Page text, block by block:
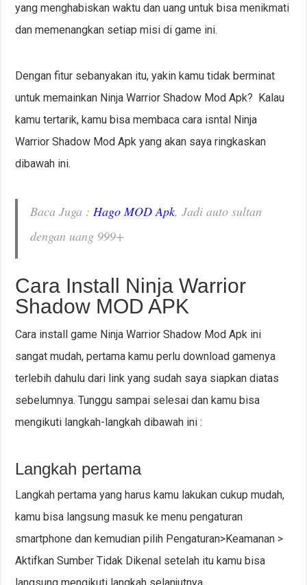
yang menghabiskan waktu dan uang untuk bisa menikmati
dan memenangkan setiap misi di game ini.
Dengan fitur sebanyakan itu, yakin kamu tidak berminat
untuk memainkan Ninja Warrior Shadow Mod Apk? Kalau
kamu tertarik, kamu bisa membaca cara isntal Ninja
Warrior Shadow Mod Apk yang akan saya ringkaskan
dibawah ini.
Baca Juga :Hago MOD Apk, Jadi auto sultan
dengan uang 999+
Cara Install Ninja Warrior
Shadow MOD APK
Cara install game Ninja Warrior Shadow Mod Apk ini
sangat mudah, pertama kamu perlu download gamenya
terlebih dahulu dari link yang sudah saya siapkan diatas
sebelumnya. Tunggu sampai selesai dan kamu bisa
mengikuti langkah-langkah dibawah ini :
Langkah pertama
Langkah pertama yang harus kamu lakukan cukup mudah,
kamu bisa langsung masuk ke menu pengaturan
smartphone dan kemudian pilih Pengaturan>Keamanan >
Aktifkan Sumber Tidak Dikenal setelah itu kamu bisa